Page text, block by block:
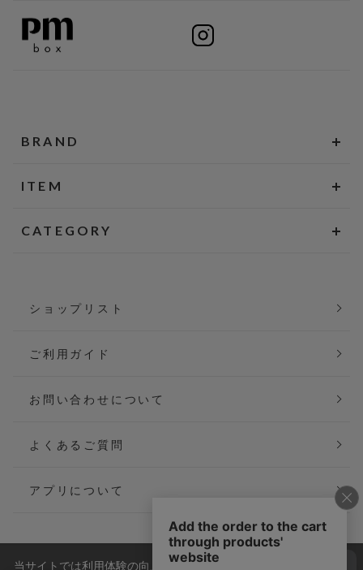
BRAND
ITEM
CATEGORY
ショップリスト
ご利用ガイド
お問い合わせについて
よくあるご質問
アプリについて
当サイトでは利用体験の向上およびコンテンツの最適な提供、ト